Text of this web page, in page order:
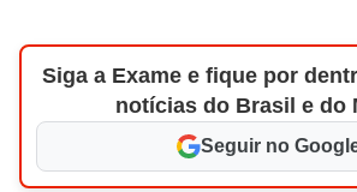
Siga a Exame e fique por
notícias do Brasil e do
Seguir no